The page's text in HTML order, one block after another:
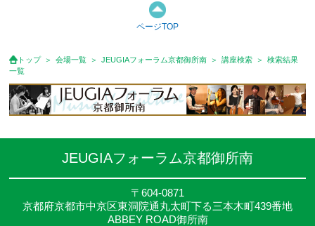
ページTOP
トップ 会場一覧 JEUGIAフォーラム京都御所南 講座検索
検索結果
一覧
JEUGIAフォーラム京都御所南
〒604-0871
京都府京都市中京区東洞院通丸太町下る三本木町439番地
ABBEY ROAD御所南